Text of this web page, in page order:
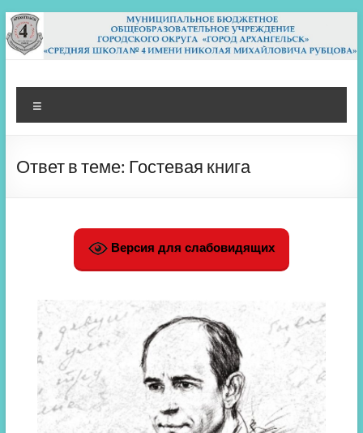
Перейти
к
содержимому
МБОУ СШ 4
Архангельск
Ответ в теме: Гостевая книга
Версия для слабовидящих